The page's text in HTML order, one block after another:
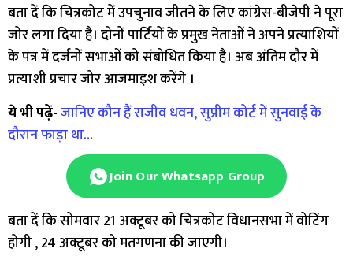
बता दें कि चित्रकोट में उपचुनाव जीतने के लिए कांग्रेस-बीजेपी ने पूरा
जोर लगा दिया है। दोनों पार्टियों के प्रमुख नेताओं ने अपने प्रत्याशियों
के पत्र में दर्जनों सभाओं को संबोधित किया है। अब अंतिम दौर में
प्रत्याशी प्रचार जोर आजमाइश करेंगे ।
ये भी पढ़ें-जानिए कौन हैं राजीव धवन, सुप्रीम कोर्ट में सुनवाई के
दौरान फाड़ा था…
Join Our Whatsapp Group
बता दें कि सोमवार 21 अक्टूबर को चित्रकोट विधानसभा में वोटिंग
होगी , 24 अक्टूबर को मतगणना की जाएगी।